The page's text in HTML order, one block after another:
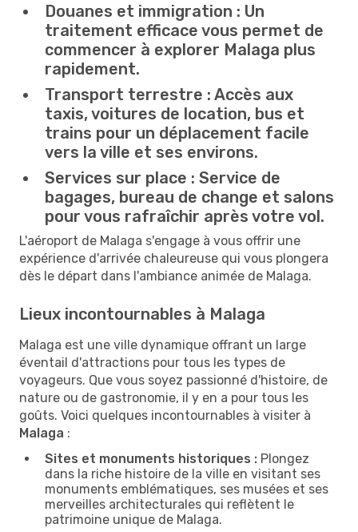
Douanes et immigration : Un
traitement efficace vous permet de
commencer à explorer Malaga plus
rapidement.
Transport terrestre : Accès aux
taxis, voitures de location, bus et
trains pour un déplacement facile
vers la ville et ses environs.
Services sur place : Service de
bagages, bureau de change et salons
pour vous rafraîchir après votre vol.
L'aéroport de Malaga s'engage à vous offrir une
expérience d'arrivée chaleureuse qui vous plongera
dès le départ dans l'ambiance animée de Malaga.
Lieux incontournables à Malaga
Malaga est une ville dynamique offrant un large
éventail d'attractions pour tous les types de
voyageurs. Que vous soyez passionné d'histoire, de
nature ou de gastronomie, il y en a pour tous les
goûts. Voici quelques incontournables à visiter à
Malaga :
Sites et monuments historiques : Plongez
dans la riche histoire de la ville en visitant ses
monuments emblématiques, ses musées et ses
merveilles architecturales qui reflètent le
patrimoine unique de Malaga.